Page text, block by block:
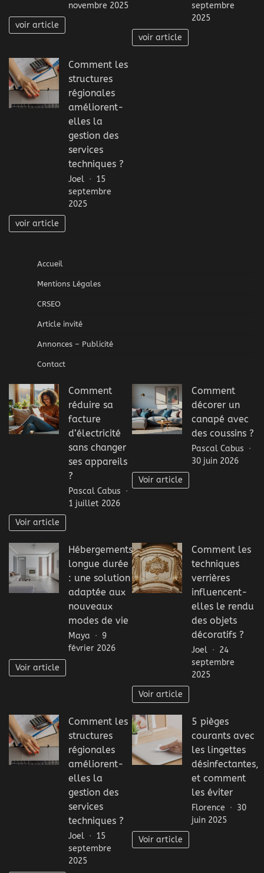
novembre 2025
voir article
septembre
2025
voir article
Comment les
structures
régionales
améliorent-
elles la
gestion des
services
techniques ?
Joel
15
septembre
2025
voir article
Accueil
Mentions Légales
CRSEO
Article invité
Annonces – Publicité
Contact
Comment
réduire sa
facture
d’électricité
sans changer
ses appareils
?
Pascal Cabus
1 juillet 2026
Voir article
Comment
décorer un
canapé avec
des coussins ?
Pascal Cabus
30 juin 2026
Voir article
Hébergements
longue durée
: une solution
adaptée aux
nouveaux
modes de vie
Maya
9
février 2026
Voir article
Comment les
techniques
verrières
influencent-
elles le rendu
des objets
décoratifs ?
Joel
24
septembre
2025
Voir article
Comment les
structures
régionales
améliorent-
elles la
gestion des
services
techniques ?
Joel
15
septembre
2025
5 pièges
courants avec
les lingettes
désinfectantes,
et comment
les éviter
Florence
30
juin 2025
Voir article